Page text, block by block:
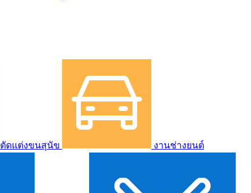
ตัดแต่งขนสุนัข งานช่างยนต์